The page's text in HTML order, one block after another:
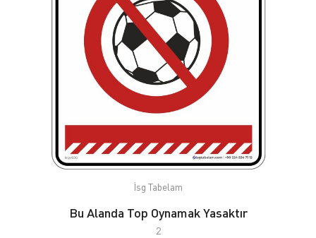
İsg Tabelam
Bu Alanda Top Oynamak Yasaktır
2